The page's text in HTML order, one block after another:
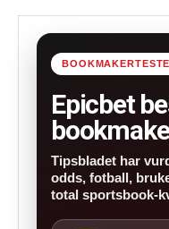
Epicbet
Tipsbladet har
odds, fotball,
total sportsbook-